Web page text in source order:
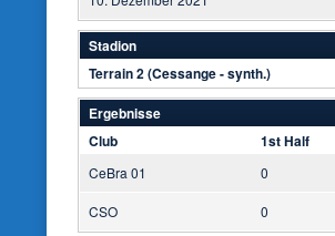
Stadion
Terrain 2 (Cessange - synth.)
Ergebnisse
Club
1st Half
CeBra 01 0
CSO 0